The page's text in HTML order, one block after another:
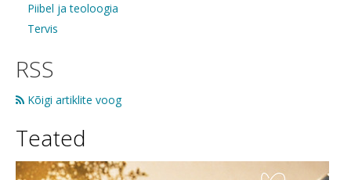
Piibel ja teoloogia
Tervis
RSS
Kõigi artiklite voog
Teated